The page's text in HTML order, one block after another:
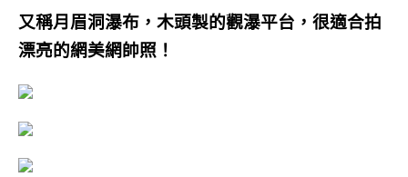
又稱月眉洞瀑布， 木頭製的觀瀑平台，很適合拍
漂亮的網美網帥照！